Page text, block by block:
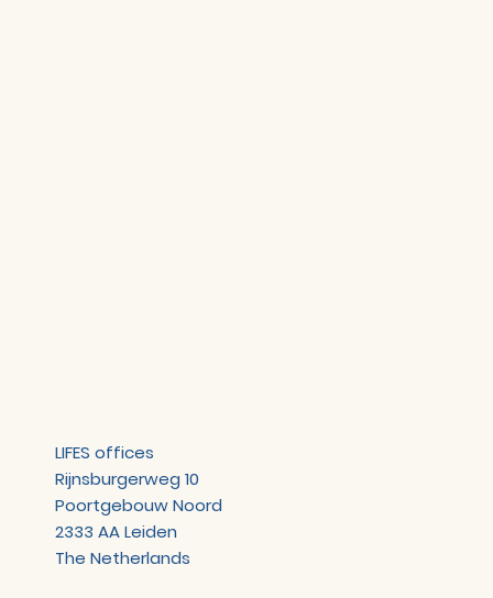
LIFES offices
Rijnsburgerweg 10
Poortgebouw Noord
2333 AA Leiden
The Netherlands